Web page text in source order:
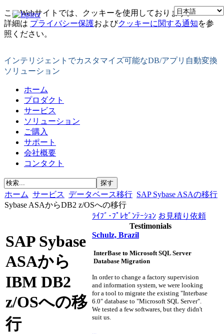
このWebサイトでは、クッキーを使用しております。
詳細は プライバシー保護およびクッキーに関する通知を参
照ください。
インテリジェントでカスタマイズ可能なDB/アプリ自動変換
ソリューション
ホーム
プロダクト
サービス
ソリューション
ご購入
サポート
会社概要
コンタクト
ホーム サービス データベース移行 SAP Sybase ASAの移行
Sybase ASAからDB2 z/OSへの移行
SAP Sybase
ASAから
IBM DB2
z/OSへの移
行
ﾗｲﾌﾞ･ﾌﾟﾚｾﾞﾝﾃｰｼｮﾝ お見積り依頼
Testimonials
Schulz, Brazil
InterBase to Microsoft SQL Server
Database Migration
In order to change a factory supervision
and information system, we were looking
for a tool to migrate the existing "Interbase
6.0" database to "Microsoft SQL Server".
We tested a few softwares, but they didn't
suit us.